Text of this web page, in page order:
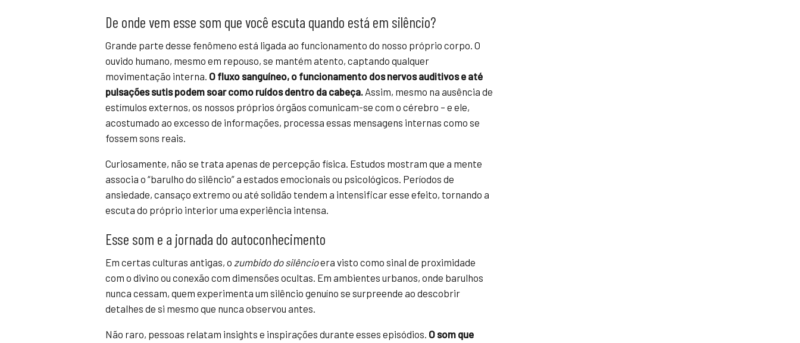
De onde vem esse som que você escuta quando está em silêncio?
Grande parte desse fenômeno está ligada ao funcionamento do nosso próprio corpo. O
ouvido humano, mesmo em repouso, se mantém atento, captando qualquer
movimentação interna. O fluxo sanguíneo, o funcionamento dos nervos auditivos e até
pulsações sutis podem soar como ruídos dentro da cabeça. Assim, mesmo na ausência de
estímulos externos, os nossos próprios órgãos comunicam-se com o cérebro – e ele,
acostumado ao excesso de informações, processa essas mensagens internas como se
fossem sons reais.
Curiosamente, não se trata apenas de percepção física. Estudos mostram que a mente
associa o “barulho do silêncio” a estados emocionais ou psicológicos. Períodos de
ansiedade, cansaço extremo ou até solidão tendem a intensificar esse efeito, tornando a
escuta do próprio interior uma experiência intensa.
Esse som e a jornada do autoconhecimento
Em certas culturas antigas, o zumbido do silêncioera visto como sinal de proximidade
com o divino ou conexão com dimensões ocultas. Em ambientes urbanos, onde barulhos
nunca cessam, quem experimenta um silêncio genuíno se surpreende ao descobrir
detalhes de si mesmo que nunca observou antes.
Não raro, pessoas relatam insights e inspirações durante esses episódios. O som que